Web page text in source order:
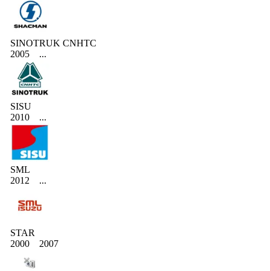
SINOTRUK CNHTC
2005
...
SISU
2010
...
SML
2012
...
STAR
2000
2007